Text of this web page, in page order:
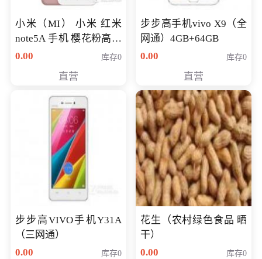
小米（MI） 小米 红米
note5A 手机 樱花粉高配
版 全网通(3G+32G)
0.00 库存0
直营
步步高手机vivo X9（全
网通）4GB+64GB
0.00
库存0
直营
步步高VIVO手机Y31A
（三网通）
0.00
库存0
花生（农村绿色食品 晒
干）
0.00
库存0